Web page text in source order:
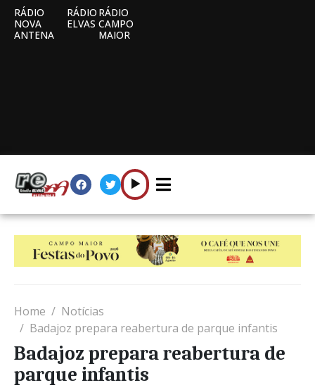
RÁDIO
NOVA
ANTENA
RÁDIO
ELVAS
RÁDIO
CAMPO
MAIOR
Home
Notícias
Badajoz prepara reabertura de parque infantis
Badajoz prepara reabertura de
parque infantis